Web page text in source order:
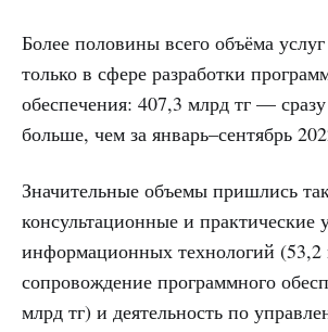
Более половины всего объёма
только в сфере разработки
обеспечения: 407,3 млрд тг —
больше, чем за январь–сентябрь
Значительные объемы пришлись
консультационные и практические
информационных технологий (53,2
сопровождение программного
млрд тг) и деятельность по